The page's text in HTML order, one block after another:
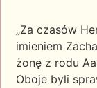
„Za czasów
imieniem
żonę z rodu
Oboje byli